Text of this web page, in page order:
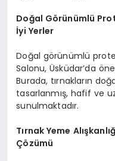
Doğal Görünümlü
İyi Yerler
Doğal görünümlü
Salonu, Üsküdar’da
Burada, tırnakların
tasarlanmış, hafif ve
sunulmaktadır.
Tırnak Yeme
Çözümü